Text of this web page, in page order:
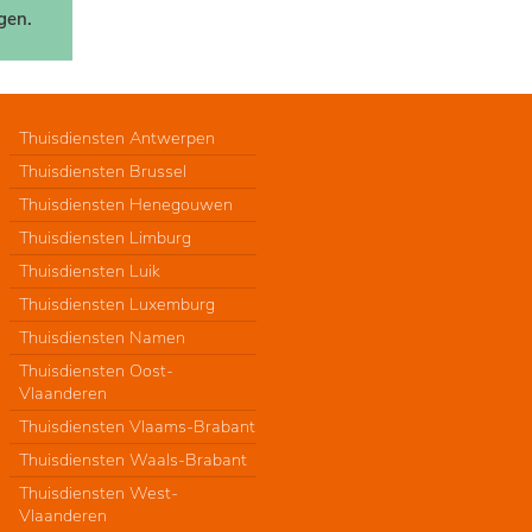
Thuisdiensten Antwerpen
Thuisdiensten Brussel
Thuisdiensten Henegouwen
Thuisdiensten Limburg
Thuisdiensten Luik
Thuisdiensten Luxemburg
Thuisdiensten Namen
Thuisdiensten Oost-
Vlaanderen
Thuisdiensten Vlaams-Brabant
Thuisdiensten Waals-Brabant
Thuisdiensten West-
Vlaanderen